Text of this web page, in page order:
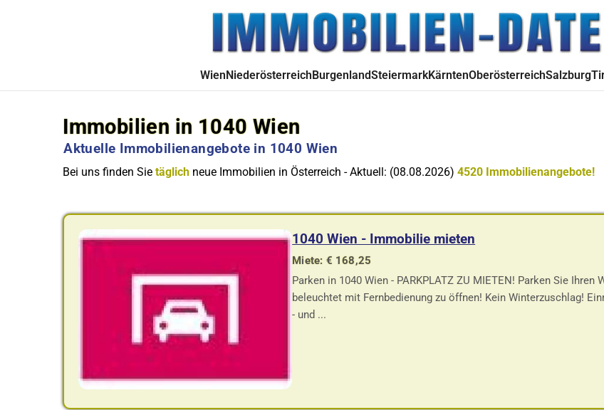
WienNiederösterreichBurgenlandSteiermarkKärntenOberösterreichSalzburg
Immobilien in 1040 Wien
Aktuelle Immobilienangebote in 1040 Wien
Bei uns finden Sietäglich neue Immobilien in Österreich - Aktuell: (08.08.2026)4520 Immobilienangebote!
1040 Wien - Immobilie mieten
Miete: € 168,25
Parken in 1040 Wien - PARKPLATZ ZU MIETEN! Parken Sie
beleuchtet mit Fernbedienung zu öffnen! Kein Winterzuschlag!
- und ...